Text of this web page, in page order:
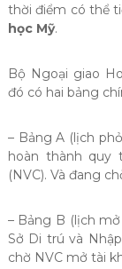
thời điểm có thể
học Mỹ.
Bộ Ngoại giao
đó có hai bảng
– Bảng A (lịch
hoàn thành quy
(NVC). Và đang
– Bảng B (lịch
Sở Di trú và
chờ NVC mở tài